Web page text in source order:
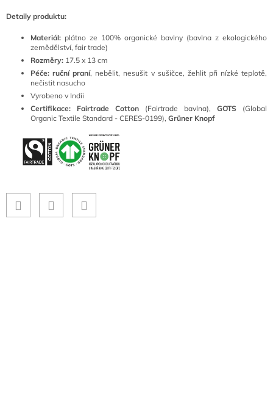
Detaily produktu:
Materiál: plátno ze 100% organické bavlny (bavlna z ekologického
zemědělství, fair trade)
Rozměry: 17.5 x 13 cm
Péče: ruční praní, nebělit, nesušit v sušičce, žehlit při nízké teplotě,
nečistit nasucho
Vyrobeno v Indii
Certifikace: Fairtrade Cotton (Fairtrade bavlna), GOTS
(Global
Organic Textile Standard - CERES-0199), Grüner Knopf